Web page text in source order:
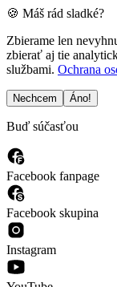
🍪 Máš rád sladké?
Zbierame len
zbierať aj tie
službami. Ochrana
Nechcem Áno!
Buď súčasťou
Facebook fanpage
Facebook skupina
Instagram